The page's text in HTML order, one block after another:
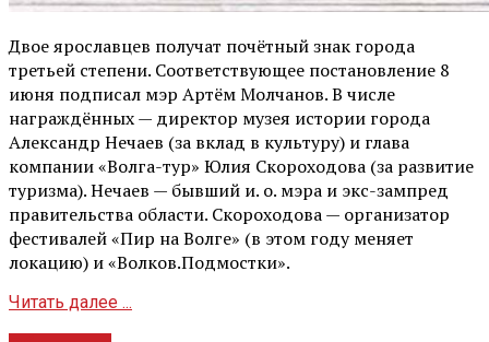
Двое ярославцев получат почётный знак города
третьей степени. Соответствующее постановление 8
июня подписал мэр Артём Молчанов. В числе
награждённых — директор музея истории города
Александр Нечаев (за вклад в культуру) и глава
компании «Волга-тур» Юлия Скороходова (за развитие
туризма). Нечаев — бывший и. о. мэра и экс-зампред
правительства области. Скороходова — организатор
фестивалей «Пир на Волге» (в этом году меняет
локацию) и «Волков.Подмостки».
Читать далее ...